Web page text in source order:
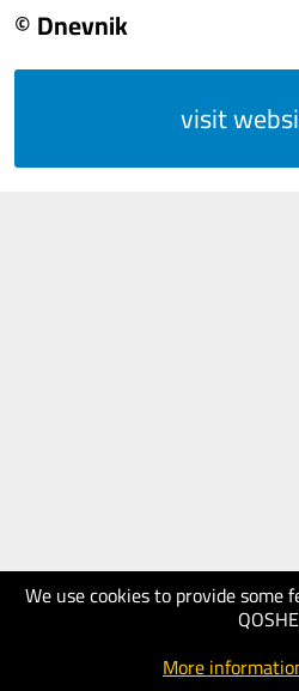
We use cookies to provide some
QOSHE
More
© Dnevnik
visit